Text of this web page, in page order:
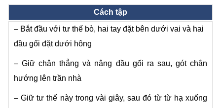
Cách tập
– Bắt đầu với tư thế bò, hai tay đặt bên dưới vai và hai
đầu gối đặt dưới hông
– Giữ chân thẳng và nâng đầu gối ra sau, gót chân
hướng lên trần nhà
– Giữ tư thế này trong vài giây, sau đó từ từ hạ xuống